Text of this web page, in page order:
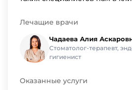
Лечащие врачи
Чадаева Алия
Стоматолог-терапевт,
гигиенист
Оказанные услуги